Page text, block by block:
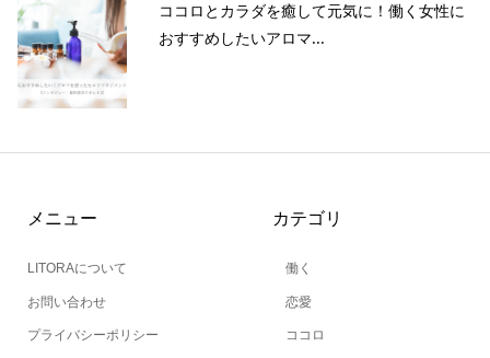
ココロとカラダを癒して元気に！働く女性に
おすすめしたいアロマ...
メニュー
LITORAについて
お問い合わせ
プライバシーポリシー
カテゴリ
働く
恋愛
ココロ